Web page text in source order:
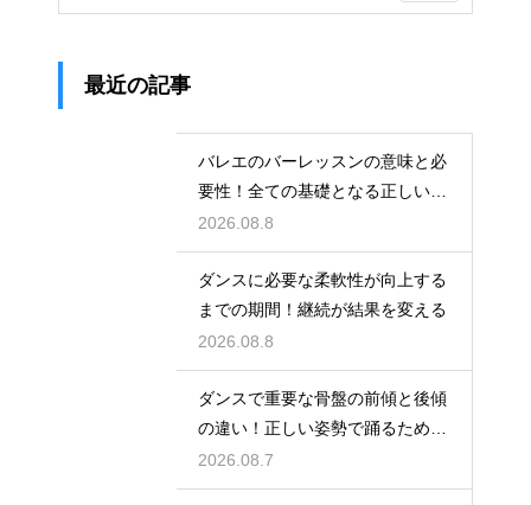
最近の記事
バレエのバーレッスンの意味と必
要性！全ての基礎となる正しい姿
勢と軸を
2026.08.8
ダンスに必要な柔軟性が向上する
までの期間！継続が結果を変える
2026.08.8
ダンスで重要な骨盤の前傾と後傾
の違い！正しい姿勢で踊るための
鍵
2026.08.7